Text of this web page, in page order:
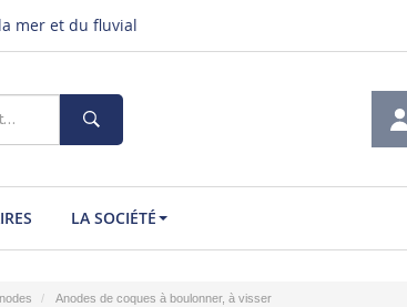
mer et du fluvial
LA SOCIÉTÉ
Anodes de coques à boulonner, à visser